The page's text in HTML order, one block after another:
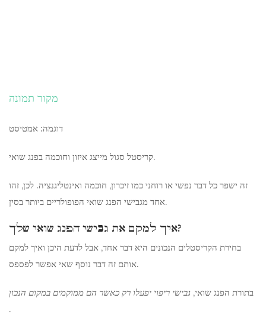
מקור תמונה
דוגמה: אמטיסט
קריסטל סגול מייצג איזון וחוכמה בפנג שואי.
זה ישפר כל דבר נפשי או רוחני כמו זיכרון, חוכמה ואינטליגנציה. לכן, זהו
אחד מגבישי הפנג שואי הפופולריים ביותר בסין.
איך למקם את גבישי הפנג שואי שלך?
בחירת הקריסטלים הנכונים היא דבר אחד, אבל לדעת היכן ואיך למקם
אותם זה דבר נוסף שאי אפשר לפספס.
בתורת הפנג שואי, גבישי ריפוי יפעלו רק כאשר הם ממוקמים במקום הנכון
.